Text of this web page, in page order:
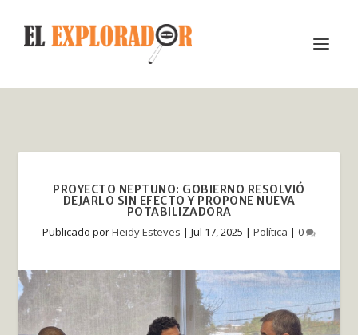
PROYECTO NEPTUNO: GOBIERNO RESOLVIÓ
DEJARLO SIN EFECTO Y PROPONE NUEVA
POTABILIZADORA
Publicado porHeidy Esteves | Jul 17, 2025 | Política | 0